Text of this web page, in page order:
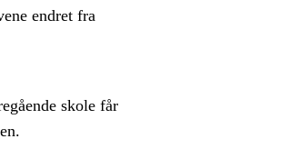
endret fra
skole får